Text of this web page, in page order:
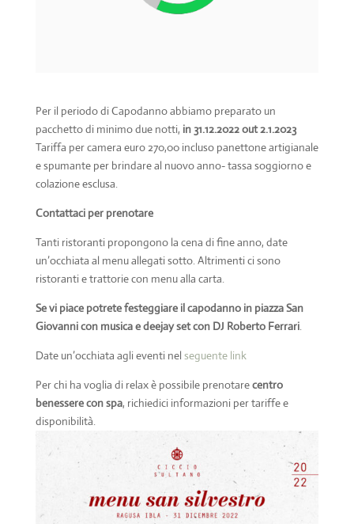
Per il periodo di Capodanno abbiamo preparato un
pacchetto di minimo due notti, in 31.12.2022 out 2.1.2023
Tariffa per camera euro 270,00 incluso panettone artigianale
e spumante per brindare al nuovo anno- tassa soggiorno e
colazione esclusa.
Contattaci per prenotare
Tanti ristoranti propongono la cena di fine anno, date
un’occhiata al menu allegati sotto. Altrimenti ci sono
ristoranti e trattorie con menu alla carta.
Se vi piace potrete festeggiare il capodanno in piazza San
Giovanni con musica e deejay set con DJ Roberto Ferrari.
Date un’occhiata agli eventi nel seguente link
Per chi ha voglia di relax è possibile prenotarecentro
benessere con spa, richiedici informazioni per tariffe e
disponibilità.